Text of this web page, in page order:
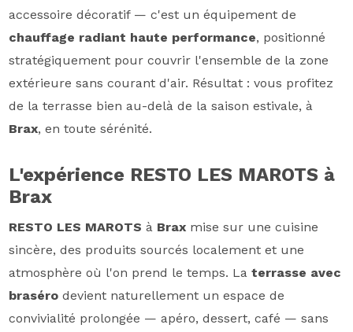
accessoire décoratif — c'est un équipement de
chauffage radiant haute performance, positionné
stratégiquement pour couvrir l'ensemble de la zone
extérieure sans courant d'air. Résultat : vous profitez
de la terrasse bien au-delà de la saison estivale, à
Brax, en toute sérénité.
L'expérience RESTO LES MAROTS à
Brax
RESTO LES MAROTS à Brax mise sur une cuisine
sincère, des produits sourcés localement et une
atmosphère où l'on prend le temps. Laterrasse avec
braséro devient naturellement un espace de
convivialité prolongée — apéro, dessert, café — sans